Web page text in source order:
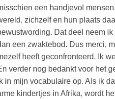
een handjevol
zichzelf en hun plaats
Dat deel neem
een zwaktebod. Dus merci,
heeft geconfronteerd. Ik
verder nog bedankt voor het
in mijn vocabulaire op. Als ik
kindertjes in Afrika, wordt